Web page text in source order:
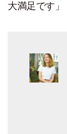
大満足です」